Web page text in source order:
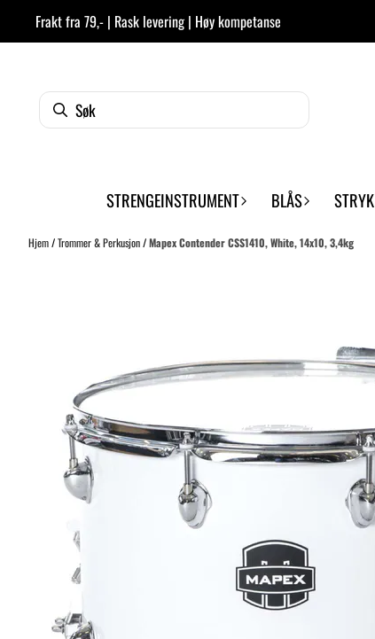
Hopp til innhold
Frakt fra 79,- | Rask levering | Høy kompetanse
STRENGEINSTRUMENT BLÅS STRYK
Hjem/Trommer & Perkusjon/Mapex Contender CSS1410, White, 14x10, 3,4kg